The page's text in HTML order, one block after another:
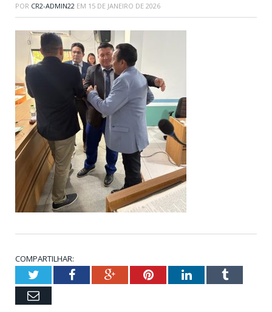
POR CR2-ADMIN22 EM 15 DE JANEIRO DE 2026
COMPARTILHAR:
TwitterFacebookGoogle+PinterestLinkedInTumblr
Email